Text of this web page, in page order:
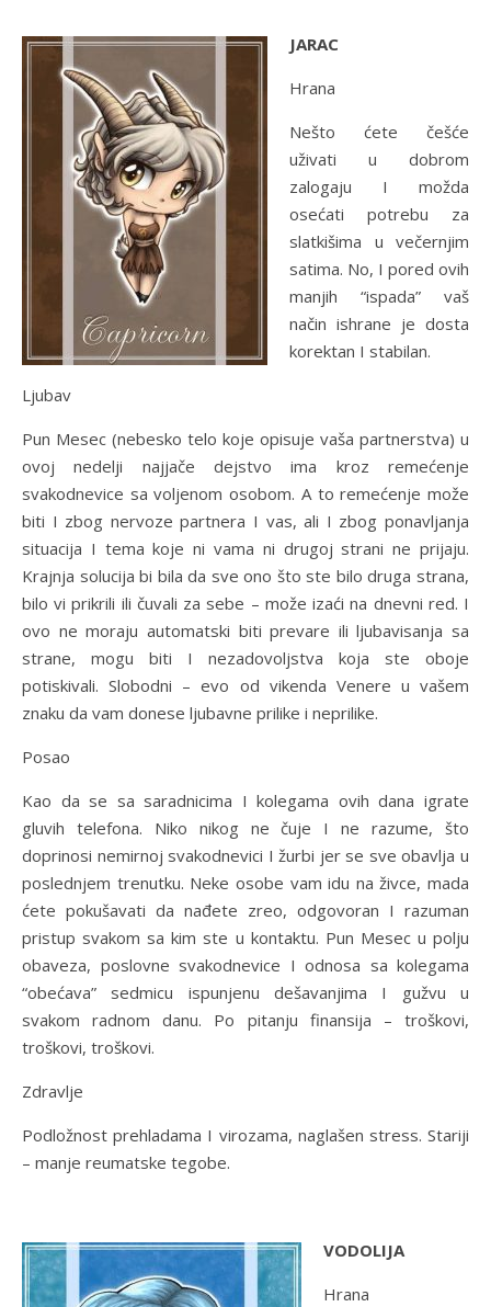
JARAC
Hrana
Nešto ćete češće
uživati u dobrom
zalogaju I možda
osećati potrebu za
slatkišima u večernjim
satima. No, I pored ovih
manjih “ispada” vaš
način ishrane je dosta
korektan I stabilan.
Ljubav
Pun Mesec (nebesko telo koje opisuje vaša partnerstva) u
ovoj nedelji najjače dejstvo ima kroz remećenje
svakodnevice sa voljenom osobom. A to remećenje može
biti I zbog nervoze partnera I vas, ali I zbog ponavljanja
situacija I tema koje ni vama ni drugoj strani ne prijaju.
Krajnja solucija bi bila da sve ono što ste bilo druga strana,
bilo vi prikrili ili čuvali za sebe – može izaći na dnevni red. I
ovo ne moraju automatski biti prevare ili ljubavisanja sa
strane, mogu biti I nezadovoljstva koja ste oboje
potiskivali. Slobodni – evo od vikenda Venere u vašem
znaku da vam donese ljubavne prilike i neprilike.
Posao
Kao da se sa saradnicima I kolegama ovih dana igrate
gluvih telefona. Niko nikog ne čuje I ne razume, što
doprinosi nemirnoj svakodnevici I žurbi jer se sve obavlja u
poslednjem trenutku. Neke osobe vam idu na živce, mada
ćete pokušavati da nađete zreo, odgovoran I razuman
pristup svakom sa kim ste u kontaktu. Pun Mesec u polju
obaveza, poslovne svakodnevice I odnosa sa kolegama
“obećava” sedmicu ispunjenu dešavanjima I gužvu u
svakom radnom danu. Po pitanju finansija – troškovi,
troškovi, troškovi.
Zdravlje
Podložnost prehladama I virozama, naglašen stress. Stariji
– manje reumatske tegobe.
VODOLIJA
Hrana